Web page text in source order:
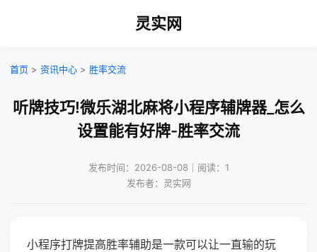
灵实网
首页 > 资讯中心 > 胜率交流
听牌技巧!微乐湖北麻将小程序辅牌器_怎么
设置能有好牌-胜率交流
发布时间：2026-08-08｜阅读：1
发布者：灵实网
小程序打牌提高胜率辅助是一款可以让一直输的玩